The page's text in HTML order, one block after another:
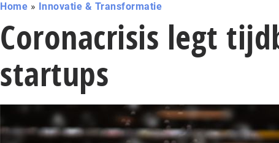
Home » Innovatie & Transformatie
Coronacrisis legt
startups